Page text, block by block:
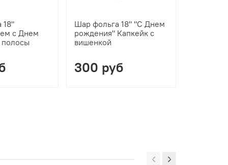
18"
с Днем
Шар фольга 18" "С Днем
рождения" Капкейк с
вишенкой
300 руб